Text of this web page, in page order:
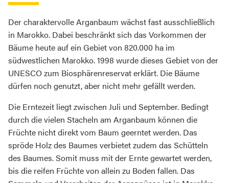
Der charaktervolle Arganbaum wächst fast ausschließlich
in Marokko. Dabei beschränkt sich das Vorkommen der
Bäume heute auf ein Gebiet von 820.000 ha im
südwestlichen Marokko. 1998 wurde dieses Gebiet von der
UNESCO zum Biosphärenreservat erklärt. Die Bäume
dürfen noch genutzt, aber nicht mehr gefällt werden.
Die Erntezeit liegt zwischen Juli und September. Bedingt
durch die vielen Stacheln am Arganbaum können die
Früchte nicht direkt vom Baum geerntet werden. Das
spröde Holz des Baumes verbietet zudem das Schütteln
des Baumes. Somit muss mit der Ernte gewartet werden,
bis die reifen Früchte von allein zu Boden fallen. Das